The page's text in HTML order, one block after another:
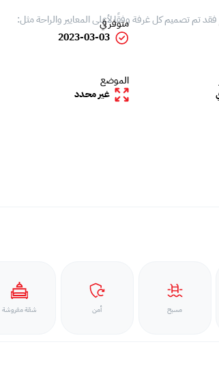
تم تصميم كل غرفة وفقًا لأعلى المعايير والراحة مثل:
متوفر في
2023-03-03
الموضع
غير محدد
مسبح أمن شقة مفروشة